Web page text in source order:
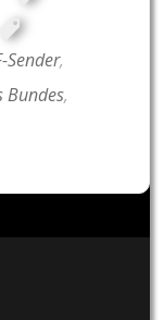
Sender,
Bundes,